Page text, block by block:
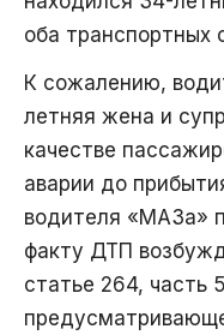
оба транспортных
К сожалению,
летняя жена и
качестве
аварии до
водителя «МАЗа»
факту ДТП
статье 264, часть